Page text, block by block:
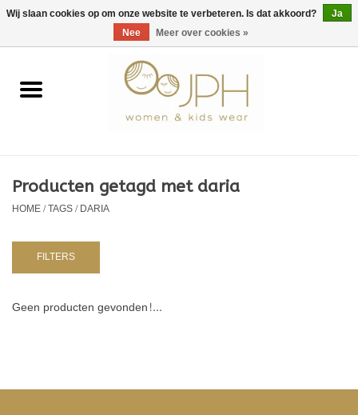
EUR/GBP/USD 0 Artikelen - €0,00
Home
Kids
NURSERY / TABLEWARE
Producten getagd met daria
HOME/TAGS/DARIA
FILTERS
Geen producten gevonden!...
Wij slaan cookies op om onze website te verbeteren. Is dat akkoord?
Ja
Nee
Meer over cookies »